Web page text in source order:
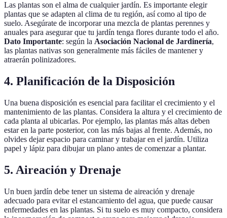
Las plantas son el alma de cualquier jardín. Es importante elegir
plantas que se adapten al clima de tu región, así como al tipo de
suelo. Asegúrate de incorporar una mezcla de plantas perennes y
anuales para asegurar que tu jardín tenga flores durante todo el año.
Dato Importante: según la Asociación Nacional de Jardinería,
las plantas nativas son generalmente más fáciles de mantener y
atraerán polinizadores.
4. Planificación de la Disposición
Una buena disposición es esencial para facilitar el crecimiento y el
mantenimiento de las plantas. Considera la altura y el crecimiento de
cada planta al ubicarlas. Por ejemplo, las plantas más altas deben
estar en la parte posterior, con las más bajas al frente. Además, no
olvides dejar espacio para caminar y trabajar en el jardín. Utiliza
papel y lápiz para dibujar un plano antes de comenzar a plantar.
5. Aireación y Drenaje
Un buen jardín debe tener un sistema de aireación y drenaje
adecuado para evitar el estancamiento del agua, que puede causar
enfermedades en las plantas. Si tu suelo es muy compacto, considera